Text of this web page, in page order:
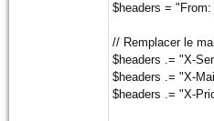
$headers =
// Remplacer le
$headers .= "X-
$headers .= "X-
$headers .= "X-